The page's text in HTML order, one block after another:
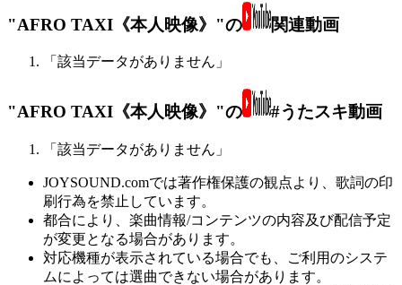
"AFRO TAXI《本人映像》"の 関連動画
「該当データがありません」
"AFRO TAXI《本人映像》"の #うたスキ動画
「該当データがありません」
JOYSOUND.comでは著作権保護の観点より、歌詞の印
刷行為を禁止しています。
都合により、楽曲情報/コンテンツの内容及び配信予定
が変更となる場合があります。
対応機種が表示されている場合でも、ご利用のシステ
ムによっては選曲できない場合があります。